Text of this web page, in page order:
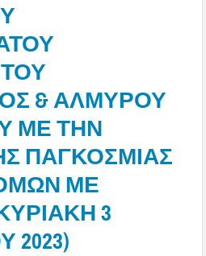
& ΑΛΜΥΡΟΥ
ΜΕ ΤΗΝ
ΠΑΓΚΟΣΜΙΑΣ
ΜΕ
3
2023)